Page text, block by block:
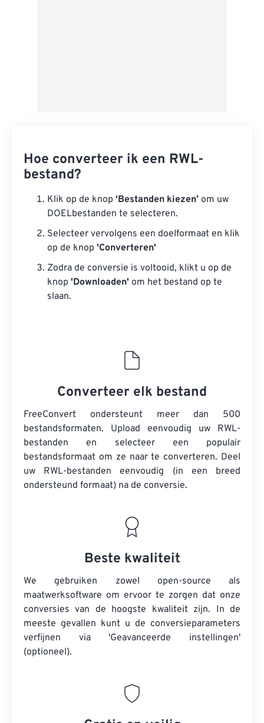
Hoe converteer ik een RWL-
bestand?
Klik op de knop ‘Bestanden kiezen’ om uw
DOELbestanden te selecteren.
Selecteer vervolgens een doelformaat en klik
op de knop 'Converteren'
Zodra de conversie is voltooid, klikt u op de
knop 'Downloaden' om het bestand op te
slaan.
Converteer elk bestand
FreeConvert ondersteunt meer dan 500
bestandsformaten. Upload eenvoudig uw RWL-
bestanden en selecteer een populair
bestandsformaat om ze naar te converteren. Deel
uw RWL-bestanden eenvoudig (in een breed
ondersteund formaat) na de conversie.
Beste kwaliteit
We gebruiken zowel open-source als
maatwerksoftware om ervoor te zorgen dat onze
conversies van de hoogste kwaliteit zijn. In de
meeste gevallen kunt u de conversieparameters
verfijnen via 'Geavanceerde instellingen'
(optioneel).